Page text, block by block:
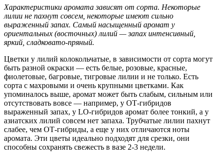
Характеристики аромата зависят от сорта. Некоторые
лилии не пахнут совсем, некоторые имеют сильно
выраженный запах. Самый насыщенный аромат у
ориентальных (восточных) лилий — запах интенсивный,
яркий, сладковато-пряный.
Цветки у лилий колокольчатые, в зависимости от сорта могут
быть разной окраски — есть белые, розовые, красные,
фиолетовые, багровые, тигровые лилии и не только. Есть
сорта с махровыми и очень крупными цветками. Как
упоминалось выше, аромат может быть слабым, сильным или
отсутствовать вовсе — например, у ОТ-гибридов
выраженный запах, у LO-гибридов аромат более тонкий, а у
азиатских лилий совсем нет запаха. Трубчатые лилии пахнут
слабее, чем ОТ-гибриды, а еще у них отличаются ноты
аромата. Эти цветы идеально подходят для срезки, они
способны сохранять свежесть в вазе 2-3 недели.